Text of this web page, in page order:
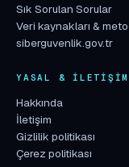
Sık Sorulan Sorular
Veri kaynakları &
siberguvenlik.gov.tr
YASAL & İLETIŞIM
Hakkında
İletişim
Gizlilik politikası
Çerez politikası